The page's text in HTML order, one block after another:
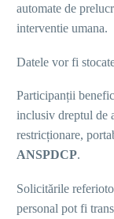
automate de
interventie umana.
Datele vor fi
Participanții
inclusiv dreptul de
restricționare,
ANSPDCP.
Solicitările
personal pot fi